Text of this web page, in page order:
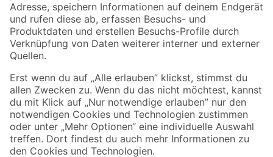
Zahlungsarten Versandarten
Sicher einkaufen
Jetzt die toom-App herunterladen